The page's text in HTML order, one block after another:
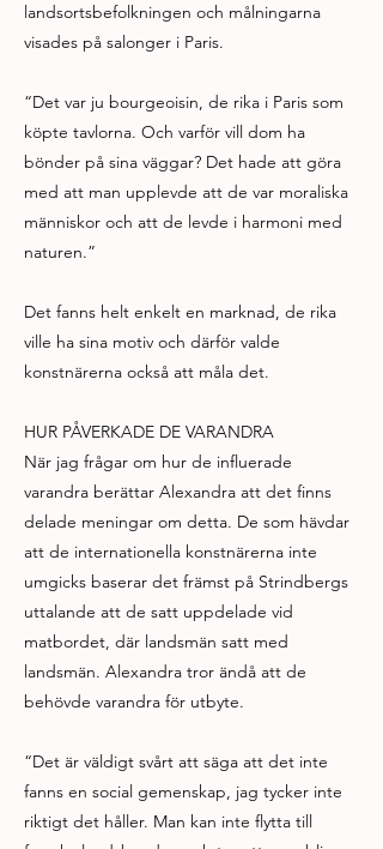
landsortsbefolkningen och målningarna
visades på salonger i Paris.
“Det var ju bourgeoisin, de rika i Paris som
köpte tavlorna. Och varför vill dom ha
bönder på sina väggar? Det hade att göra
med att man upplevde att de var moraliska
människor och att de levde i harmoni med
naturen.”
Det fanns helt enkelt en marknad, de rika
ville ha sina motiv och därför valde
konstnärerna också att måla det.
HUR PÅVERKADE DE VARANDRA
När jag frågar om hur de influerade
varandra berättar Alexandra att det finns
delade meningar om detta. De som hävdar
att de internationella konstnärerna inte
umgicks baserar det främst på Strindbergs
uttalande att de satt uppdelade vid
matbordet, där landsmän satt med
landsmän. Alexandra tror ändå att de
behövde varandra för utbyte.
“Det är väldigt svårt att säga att det inte
fanns en social gemenskap, jag tycker inte
riktigt det håller. Man kan inte flytta till